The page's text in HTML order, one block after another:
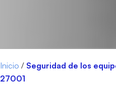
Inicio / Seguridad de los
27001